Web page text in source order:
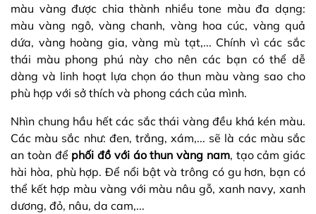
màu vàng được chia thành nhiều tone màu đa dạng:
màu vàng ngô, vàng chanh, vàng hoa cúc, vàng quả
dứa, vàng hoàng gia, vàng mù tạt,... Chính vì các sắc
thái màu phong phú này cho nên các bạn có thể dễ
dàng và linh hoạt lựa chọn áo thun màu vàng sao cho
phù hợp với sở thích và phong cách của mình.
Nhìn chung hầu hết các sắc thái vàng đều khá kén màu.
Các màu sắc như: đen, trắng, xám,... sẽ là các màu sắc
an toàn để phối đồ với áo thun vàng nam, tạo cảm giác
hài hòa, phù hợp. Để nổi bật và trông có gu hơn, bạn có
thể kết hợp màu vàng với màu nâu gỗ, xanh navy, xanh
dương, đỏ, nâu, da cam,...